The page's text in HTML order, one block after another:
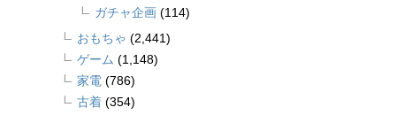
ガチャ企画 (114)
おもちゃ (2,441)
ゲーム (1,148)
家電 (786)
古着 (354)